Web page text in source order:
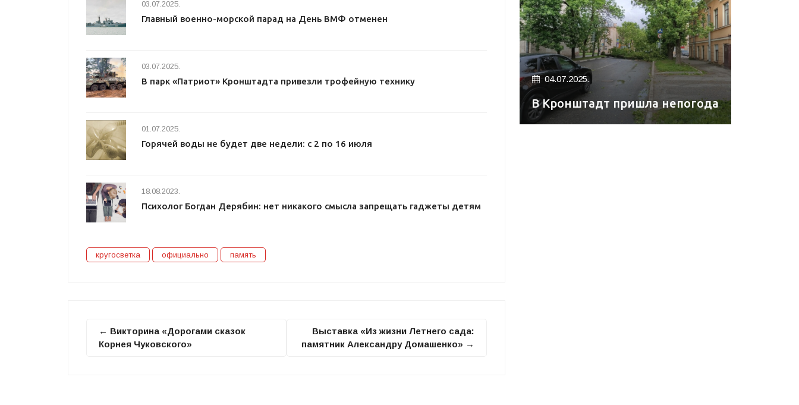
03.07.2025.
Главный военно-морской парад на День ВМФ отменен
03.07.2025.
В парк «Патриот» Кронштадта привезли трофейную технику
01.07.2025.
Горячей воды не будет две недели: с 2 по 16 июля
18.08.2023.
Психолог Богдан Дерябин: нет никакого смысла запрещать гаджеты детям
кругосветка официально память
← Викторина «Дорогами сказок
Корнея Чуковского»
Выставка «Из жизни Летнего сада:
памятник Александру Домашенко» →
04.07.2025.
В Кронштадт пришла непогода